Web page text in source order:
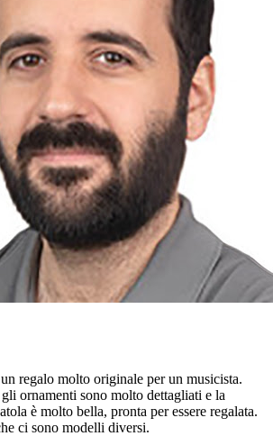
regalo molto originale per un musicista.
ornamenti sono molto dettagliati e la
è molto bella, pronta per essere regalata.
ci sono modelli diversi.